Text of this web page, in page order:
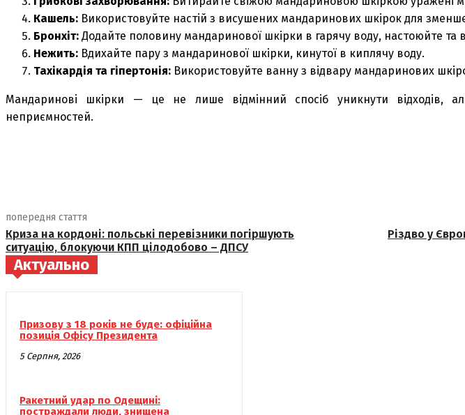
Кашель: Використовуйте настій з висушених мандаринових шкірок для
Бронхіт: Додайте половину мандаринової шкірки в гарячу воду, настоюйте та
Нежить: Вдихайте пару з мандаринової шкірки, кинутої в киплячу воду.
Тахікардія та гіпертонія: Використовуйте ванну з відвару мандаринових
Мандаринові шкірки — це не лише відмінний спосіб уникнути відходів,
неприємностей.
попередня стаття
Криза на кордоні: польські перевізники погіршують
ситуацію, блокуючи КПП цілодобово – ДПСУ
Різдво у
Актуально
Призову з 18 років не буде: офіційна
позиція Офісу Президента
5 Серпня, 2026
Ракетний удар по Одещині:
постраждали люди, знищена